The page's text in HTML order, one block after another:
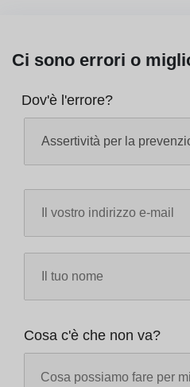
Ci sono errori o
Dov'è l'errore?
Cosa c'è che non va?